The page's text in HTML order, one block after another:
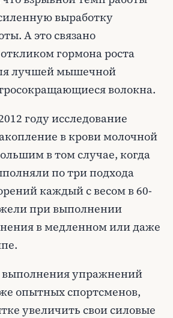
выработку
А это связано
гормона роста
лучшей мышечной
волокна.
году исследование
в крови молочной
в том случае, когда
по три подхода
каждый с весом в 60-
при выполнении
в медленном или даже
упражнений
опытных спортсменов,
увеличить свои силовые